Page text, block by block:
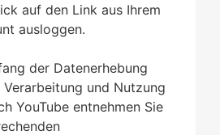
auf den Link aus Ihrem
ausloggen.
der Datenerhebung
und Nutzung
YouTube entnehmen Sie